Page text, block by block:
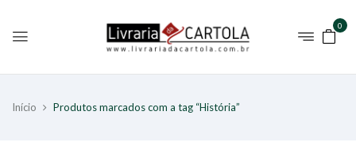
0
Início Produtos marcados com a tag “História”